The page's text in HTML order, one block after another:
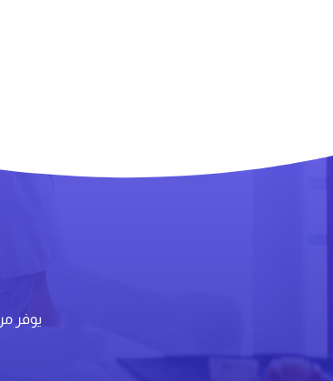
يوفر